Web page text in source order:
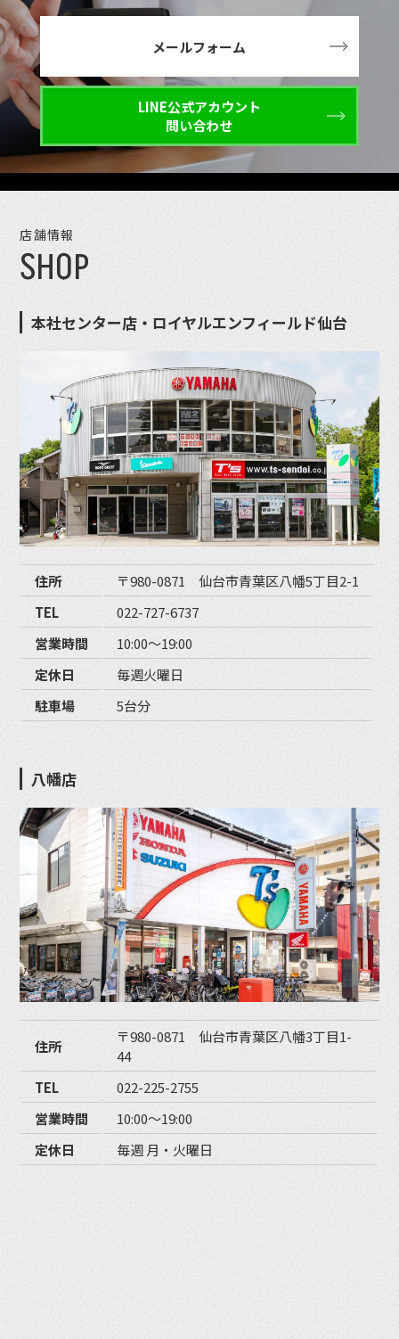
メールフォーム
LINE公式アカウント
問い合わせ
店舗情報
SHOP
本社センター店・ロイヤルエンフィールド仙台
住所
〒980-0871 仙台市青葉区八幡5丁目2-1
TEL
022-727-6737
営業時間
10:00〜19:00
定休日
毎週火曜日
駐車場
5台分
八幡店
住所
〒980-0871 仙台市青葉区八幡3丁目1-
44
TEL
022-225-2755
営業時間
10:00〜19:00
定休日
毎週 月・火曜日